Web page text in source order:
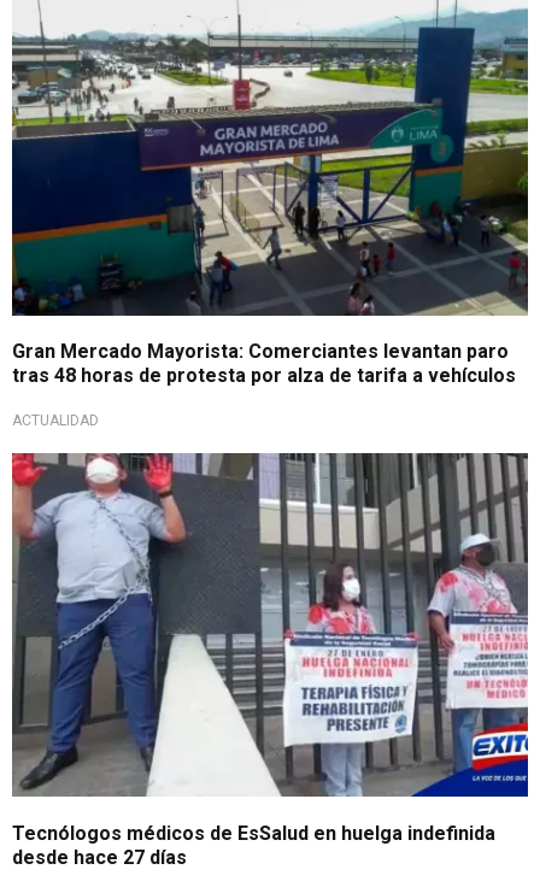
Gran Mercado Mayorista: Comerciantes levantan paro
tras 48 horas de protesta por alza de tarifa a vehículos
ACTUALIDAD
Tecnólogos médicos de EsSalud en huelga indefinida
desde hace 27 días